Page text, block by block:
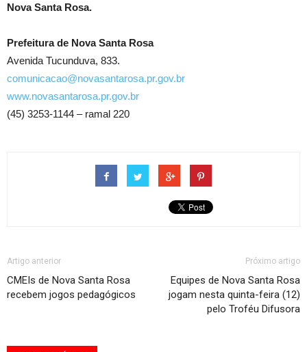
Nova Santa Rosa.
Prefeitura de Nova Santa Rosa
Avenida Tucunduva, 833.
comunicacao@novasantarosa.pr.gov.br
www.novasantarosa.pr.gov.br
(45) 3253-1144 – ramal 220
Artigo anterior
CMEIs de Nova Santa Rosa
recebem jogos pedagógicos
Próximo artigo
Equipes de Nova Santa Rosa
jogam nesta quinta-feira (12)
pelo Troféu Difusora